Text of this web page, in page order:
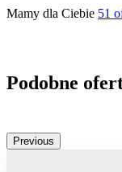
Mamy dla Ciebie 51
Podobne
Previous